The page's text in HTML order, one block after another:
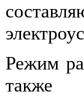
Режим
также